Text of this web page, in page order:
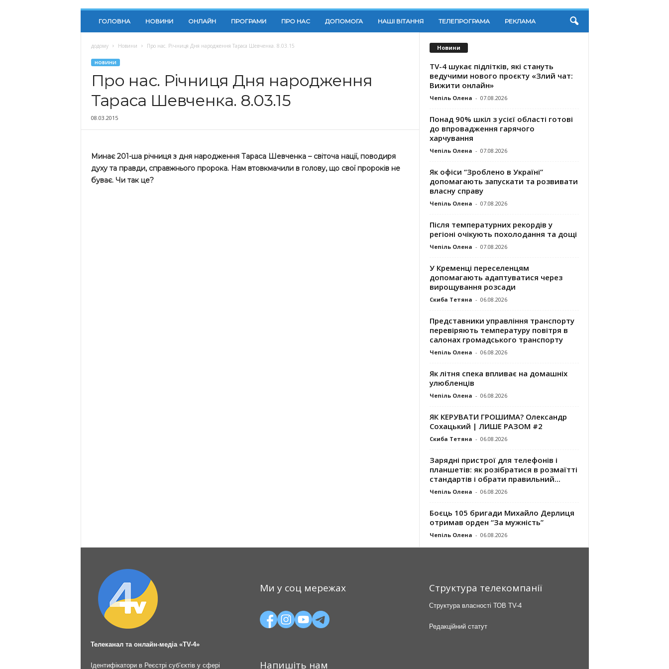
ГОЛОВНА НОВИНИ ОНЛАЙН ПРОГРАМИ ПРО НАС ДОПОМОГА НАШІ ВІТАННЯ ТЕЛЕПРОГРАМА РЕКЛАМА
додому Новини Про нас. Річниця Дня народження Тараса Шевченка. 8.03.15
НОВИНИ
Про нас. Річниця Дня народження
Тараса Шевченка. 8.03.15
08.03.2015
Минає 201-ша річниця з дня народження Тараса Шевченка – світоча нації, поводиря
духу та правди, справжнього пророка. Нам втовкмачили в голову, що свої пророків не
буває. Чи так це?
Новини
TV-4 шукає підлітків, які стануть
ведучими нового проєкту «Злий чат:
Вижити онлайн»
Чепіль Олена - 07.08.2026
Понад 90% шкіл з усієї області готові
до впровадження гарячого
харчування
Чепіль Олена - 07.08.2026
Як офіси “Зроблено в Україні”
допомагають запускaти та розвивати
власну справу
Чепіль Олена - 07.08.2026
Після температурних рекордів у
регіоні очікують похолодання та дощі
Чепіль Олена - 07.08.2026
У Кременці переселенцям
допомагають адаптуватися через
вирощування розсади
Скиба Тетяна - 06.08.2026
Представники управління транспорту
перевіряють температуру повітря в
салонах громадського транспорту
Чепіль Олена - 06.08.2026
Як літня спека впливає на домашніх
улюбленців
Чепіль Олена - 06.08.2026
ЯК КЕРУВАТИ ГРОШИМА? Олександр
Сохацький | ЛИШЕ РАЗОМ #2
Скиба Тетяна - 06.08.2026
Зарядні пристрої для телефонів і
планшетів: як розібратися в розмаїтті
стандартів і обрати правильний...
Чепіль Олена - 06.08.2026
Боєць 105 бригади Михайло Дерлиця
отримав орден “За мужність”
Чепіль Олена - 06.08.2026
Телеканал та онлайн-медіа «TV-4»
Ідентифікатори в Реєстрі суб’єктів у сфері
Ми у соц мережах
Напишіть нам
Структура телекомпанії
Структура власності ТОВ TV-4
Редакційний статут